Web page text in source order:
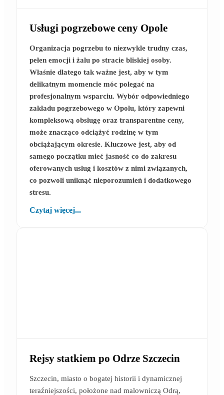
Usługi pogrzebowe ceny Opole
Organizacja pogrzebu to niezwykle trudny czas,
pełen emocji i żalu po stracie bliskiej osoby.
Właśnie dlatego tak ważne jest, aby w tym
delikatnym momencie móc polegać na
profesjonalnym wsparciu. Wybór odpowiedniego
zakładu pogrzebowego w Opolu, który zapewni
kompleksową obsługę oraz transparentne ceny,
może znacząco odciążyć rodzinę w tym
obciążającym okresie. Kluczowe jest, aby od
samego początku mieć jasność co do zakresu
oferowanych usług i kosztów z nimi związanych,
co pozwoli uniknąć nieporozumień i dodatkowego
stresu.
Czytaj więcej...
Rejsy statkiem po Odrze Szczecin
Szczecin, miasto o bogatej historii i dynamicznej
teraźniejszości, położone nad malowniczą Odrą,